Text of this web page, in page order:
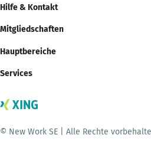
Hilfe & Kontakt
Mitgliedschaften
Hauptbereiche
Services
© New Work SE | Alle Rechte